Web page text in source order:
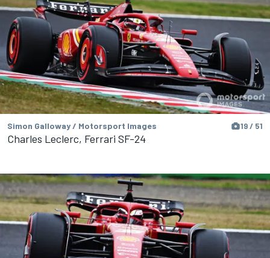
Simon Galloway / Motorsport Images 19 / 51
Charles Leclerc, Ferrari SF-24